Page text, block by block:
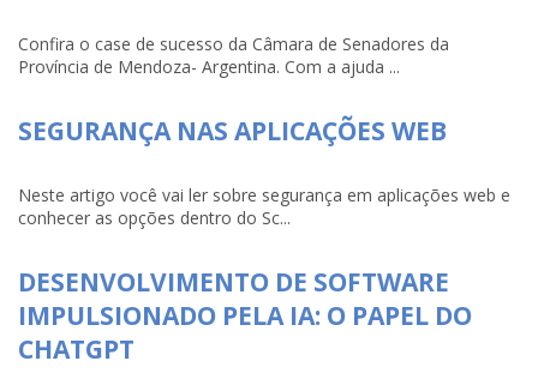
Confira o case de sucesso da Câmara de Senadores da
Província de Mendoza- Argentina. Com a ajuda ...
SEGURANÇA NAS APLICAÇÕES WEB
Neste artigo você vai ler sobre segurança em aplicações web e
conhecer as opções dentro do Sc...
DESENVOLVIMENTO DE SOFTWARE
IMPULSIONADO PELA IA: O PAPEL DO
CHATGPT